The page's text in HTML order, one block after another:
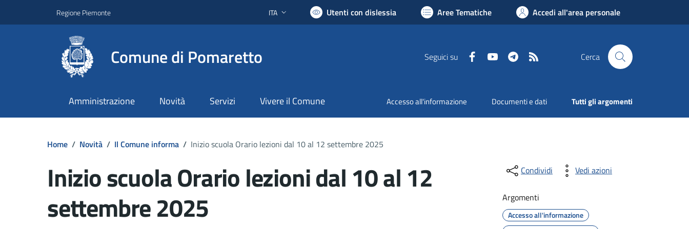
Regione Piemonte Lingua attiva:
ITA Utenti con dislessia Aree Tematiche Accedi all'area personale
Comune di Pomaretto Seguici su FacebookYouTube Telegram Cerca
Amministrazione Novità Servizi Vivere il Comune Accesso all'informazione Documenti e dati Tutti gli argomenti
Home / Novità / Il Comune informa / Inizio scuola Orario lezioni dal 10 al 12 settembre 2025
Inizio scuola Orario lezioni dal 10 al 12
settembre 2025
Condividi Vedi azioni
Argomenti
Accesso all'informazione